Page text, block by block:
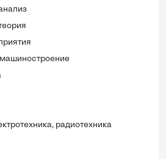
радиотехника